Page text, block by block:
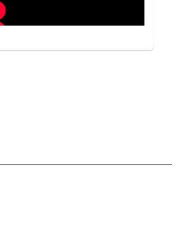
dụng trong thời gian dài.